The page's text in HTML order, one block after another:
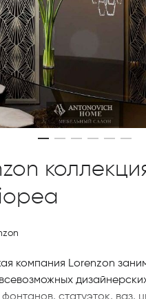
компания Lorenzon